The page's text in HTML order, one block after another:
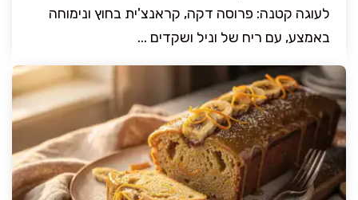
לעוגה קטנה: פרוסה דקה, קראנצ'ית בחוץ ונימוחה
באמצע, עם ריח של וניל ושקדים ...